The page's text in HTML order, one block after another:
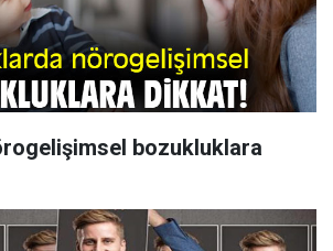
bozukluklara